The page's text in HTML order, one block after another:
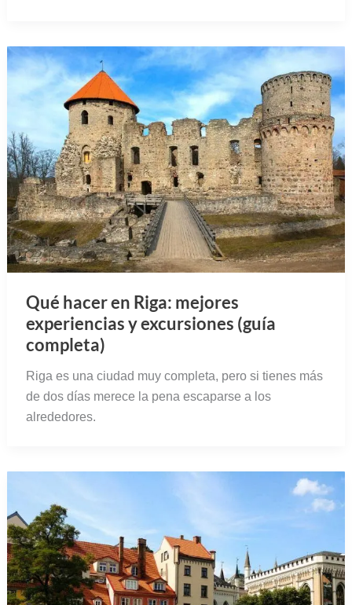
Qué hacer en Riga: mejores
experiencias y excursiones (guía
completa)
Riga es una ciudad muy completa, pero si tienes más
de dos días merece la pena escaparse a los
alrededores.